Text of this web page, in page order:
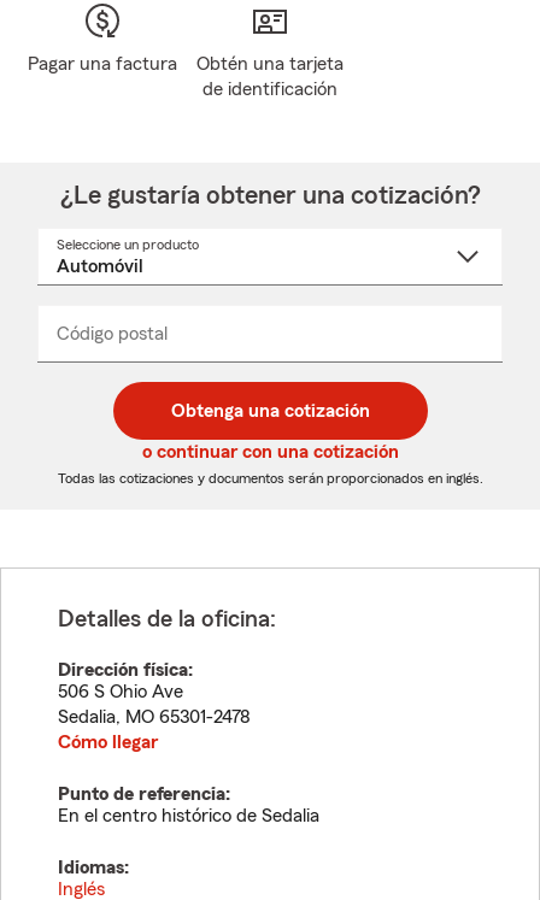
Pagar una factura
Obtén una tarjeta
de identificación
¿Le gustaría obtener una cotización?
Seleccione un producto
desplegable
Código postal
de
5
dígitos
de
5
dígitos
_____
Obtenga una cotización
o continuar con una cotización
Todas las cotizaciones y documentos serán proporcionados en inglés.
Detalles de la oficina:
Dirección física:
506 S Ohio Ave
Sedalia, MO 65301-2478
Cómo llegar
Punto de referencia:
En el centro histórico de Sedalia
Idiomas:
Inglés